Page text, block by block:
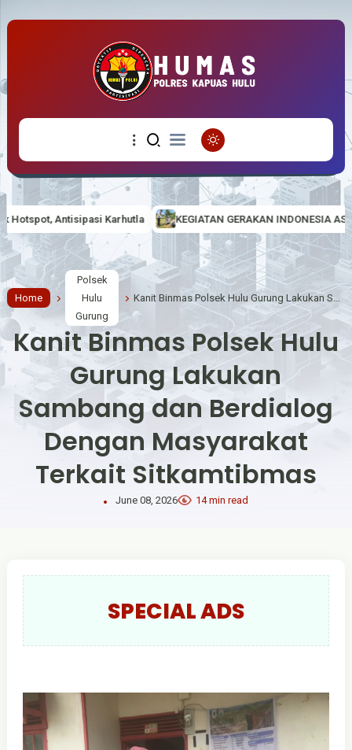
KEGIATAN GERAKAN INDONESIA ASRI (AMAN, SEHAT,
Home
Polsek
Hulu
Gurung
Kanit Binmas Polsek Hulu Gurung Lakukan Sambang dan Berdialog Dengan Masyarakat Terkait Sitkamtibmas
Kanit Binmas Polsek Hulu
Gurung Lakukan
Sambang dan Berdialog
Dengan Masyarakat
Terkait Sitkamtibmas
June 08, 2026 14 min read
SPECIAL ADS